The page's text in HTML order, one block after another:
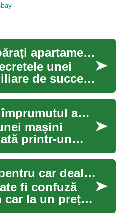
Cum să cumpărați apartamentul perfect în România
unei
de succes
la alegerea
la navigarea
Cum să alegi împrumutul auto ideal pentru mașina ta
mașini
printr-un
bine ales.
explică
Ghid practic pentru car deals și opțiuni de finanțare
fi confuză
car la un preț
vrei să